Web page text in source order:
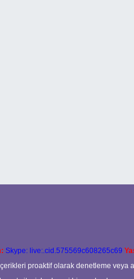
Skype: live:.cid.575569c608265c69
proaktif olarak denetleme veya